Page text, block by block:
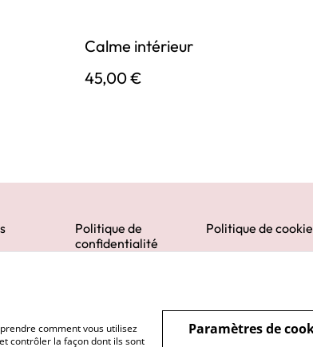
Calme intérieur
45,00 €
Politique de
confidentialité
Politique de
comment vous utilisez
contrôler la façon dont ils sont
Paramètres de